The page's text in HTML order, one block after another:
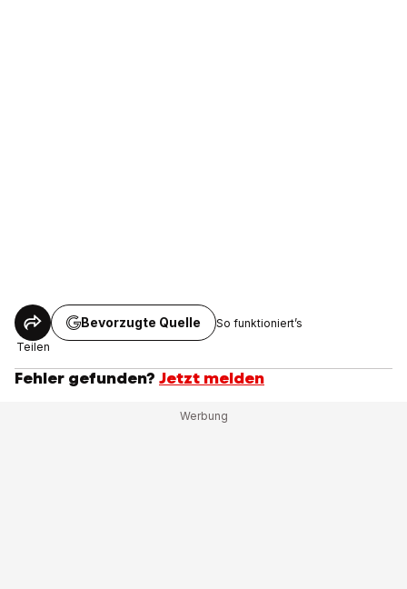
Teilen
Bevorzugte Quelle So funktioniert’s
Fehler gefunden? Jetzt melden